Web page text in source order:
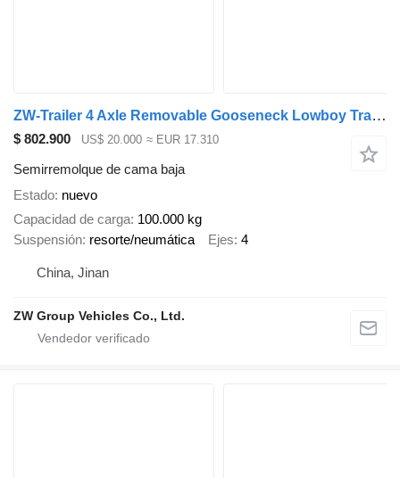
ZW-Trailer 4 Axle Removable Gooseneck Lowboy Trailer for sale Peru
$ 802.900 US$ 20.000 ≈ EUR 17.310
Semirremolque de cama baja
Estado nuevo
Capacidad de carga 100.000 kg
Suspensión resorte/neumática Ejes 4
China, Jinan
ZW Group Vehicles Co., Ltd.